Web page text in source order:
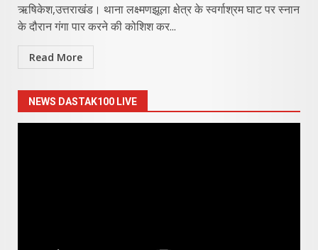
ऋषिकेश,उत्तराखंड। थाना लक्ष्मणझूला क्षेत्र के स्वर्गाश्रम घाट पर स्नान
के दौरान गंगा पार करने की कोशिश कर...
Read More
NEWS DASTAK100 LIVE